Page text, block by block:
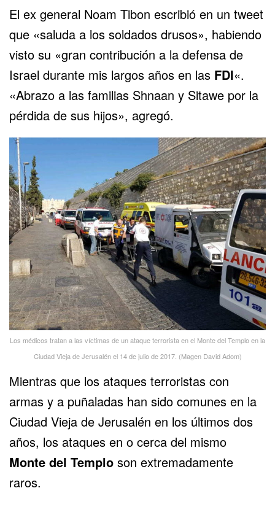
El ex general Noam Tibon escribió en un tweet
que «saluda a los soldados drusos», habiendo
visto su «gran contribución a la defensa de
Israel durante mis largos años en las FDI«.
«Abrazo a las familias Shnaan y Sitawe por la
pérdida de sus hijos», agregó.
Los médicos tratan a las víctimas de un ataque terrorista en el Monte del Templo en la
Ciudad Vieja de Jerusalén el 14 de julio de 2017. (Magen David Adom)
Mientras que los ataques terroristas con
armas y a puñaladas han sido comunes en la
Ciudad Vieja de Jerusalén en los últimos dos
años, los ataques en o cerca del mismo
Monte del Templo son extremadamente
raros.